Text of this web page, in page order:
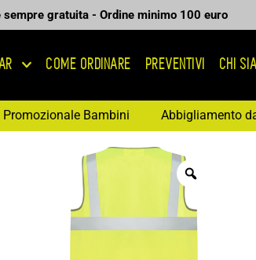
sempre gratuita - Ordine minimo 100 euro
COME ORDINARE PREVENTIVI CHI
Promozionale Bambini Abbigliamento